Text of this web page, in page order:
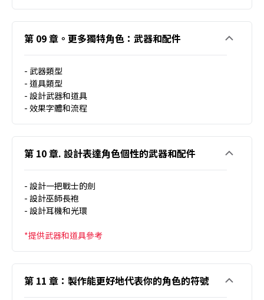
第 09 章。更多獨特角色：武器和配件
- 武器類型
- 道具類型
- 設計武器和道具
- 效果字體和流程
第 10 章. 設計表達角色個性的武器和配件
- 設計一把戰士的劍
- 設計巫師長袍
- 設計耳機和光環
*提供武器和道具參考
第 11 章：製作能更好地代表你的角色的符號